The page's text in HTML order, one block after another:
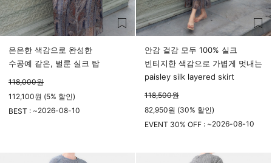
은은한 색감으로 완성한
수공예 같은, 벌룬 실크 탑
118,000원
112,100원 (5% 할인)
BEST : ~2026-08-10
안감 겉감 모두 100% 실크
빈티지한 색감으로 가볍게 멋내는
paisley silk layered skirt
118,500원
82,950원 (30% 할인)
EVENT 30% OFF : ~2026-08-10